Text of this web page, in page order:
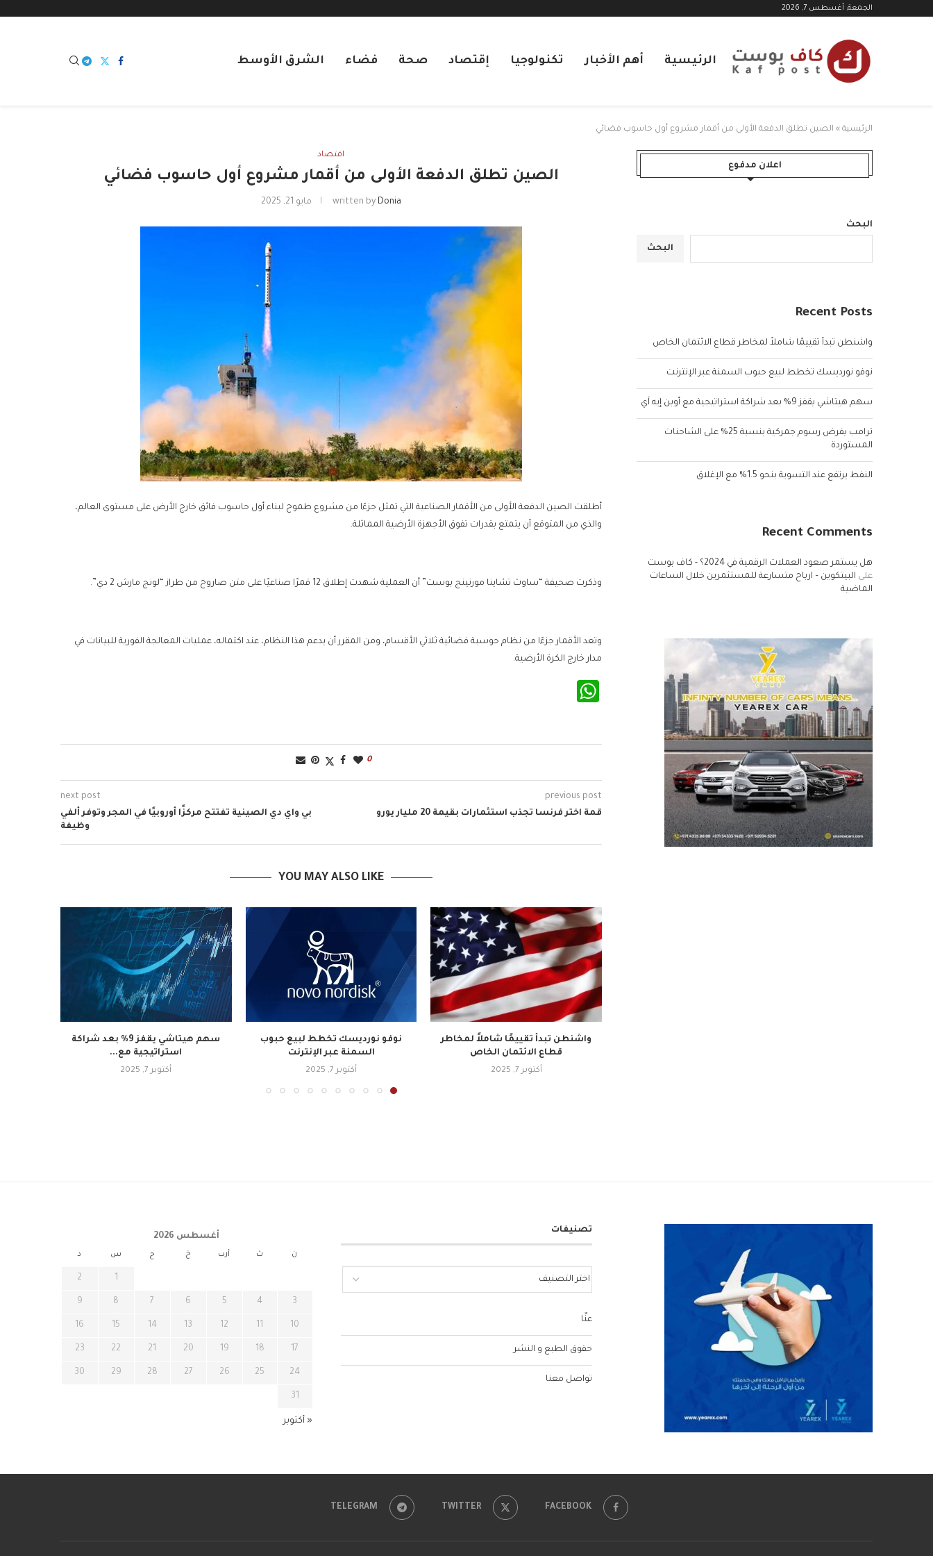
الجمعة, أغسطس 7, 2026
الرئيسية أهم الأخبار تكنولوجيا إقتصاد صحة فضاء الشرق الأوسط
الرئيسية » الصين تطلق الدفعة الأولى من أقمار مشروع أول حاسوب فضائي
اقتصاد
الصين تطلق الدفعة الأولى من أقمار مشروع أول حاسوب فضائي
written by Donia مايو 21, 2025
أطلقت الصين الدفعة الأولى من الأقمار الصناعية التي تمثل جزءًا من مشروع طموح لبناء أول حاسوب فائق خارج الأرض على مستوى العالم،
والذي من المتوقع أن يتمتع بقدرات تفوق الأجهزة الأرضية المماثلة.
وذكرت صحيفة “ساوث تشاينا مورنينج بوست” أن العملية شهدت إطلاق 12 قمرًا صناعيًا على متن صاروخ من طراز “لونج مارش 2 دي”.
وتعد الأقمار جزءًا من نظام حوسبة فضائية ثلاثي الأقسام، ومن المقرر أن يدعم هذا النظام، عند اكتماله، عمليات المعالجة الفورية للبيانات في
مدار خارج الكرة الأرضية.
0
previous post
قمة اختر فرنسا تجذب استثمارات بقيمة 20 مليار يورو
next post
بي واي دي الصينية تفتتح مركزًا أوروبيًا في المجر وتوفر ألفي
وظيفة
YOU MAY ALSO LIKE
واشنطن تبدأ تقييمًا شاملاً لمخاطر
قطاع الائتمان الخاص
أكتوبر 7, 2025
نوفو نورديسك تخطط لبيع حبوب
السمنة عبر الإنترنت
أكتوبر 7, 2025
سهم هيتاشي يقفز 9% بعد شراكة
استراتيجية مع...
أكتوبر 7, 2025
اعلان مدفوع
البحث
البحث
Recent Posts
واشنطن تبدأ تقييمًا شاملاً لمخاطر قطاع الائتمان الخاص
نوفو نورديسك تخطط لبيع حبوب السمنة عبر الإنترنت
سهم هيتاشي يقفز 9% بعد شراكة استراتيجية مع أوبن إيه آي
ترامب يفرض رسوم جمركية بنسبة 25% على الشاحنات
المستوردة
النفط يرتفع عند التسوية بنحو 1.5% مع الإغلاق
Recent Comments
هل يستمر صعود العملات الرقمية في 2024؟ - كاف بوست
على البيتكوين – ارباح متسارعة للمستثمرين خلال الساعات
الماضية
تصنيفات
عنّا
حقوق الطبع و النشر
تواصل معنا
أغسطس 2026
ن ث أرب خ ج س د
1
2
3
4
5
6
7
8
9
10
11
12
13
14
15
16
17
18
19
20
21
22
23
24
25
26
27
28
29
30
31
« أكتوبر
FACEBOOK
TWITTER
TELEGRAM